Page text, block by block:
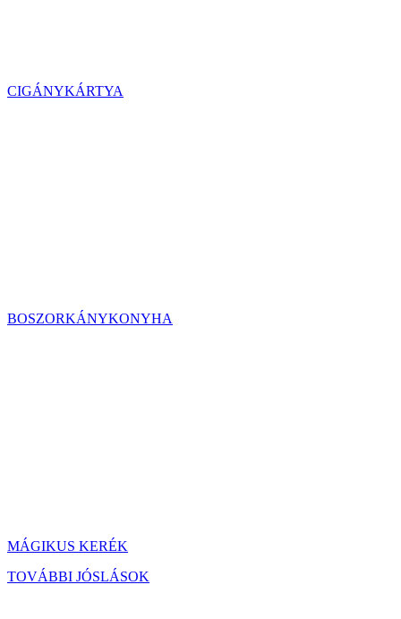
CIGÁNYKÁRTYA
BOSZORKÁNYKONYHA
MÁGIKUS KERÉK
TOVÁBBI JÓSLÁSOK